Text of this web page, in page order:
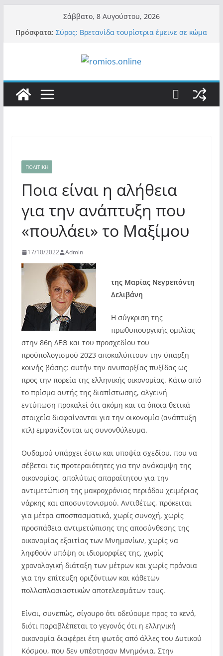
περιεχόμενο
Σάββατο, 8 Αυγούστου, 2026
Πρόσφατα: Σύρος: Βρετανίδα τουρίστρια έμεινε σε κώμα
– Η «μάχη» με τη σπάνια λοίμωξη
Οι ρυθμιστές – Σαμαράς και Κασιδιάρης θα
στο σύστημα και η συνεργασία με Le Pen
«Ελπίδα για Δημοκρατία» σε ΜΜΕ: «Στόχος
ΠΟΛΙΤΙΚΗ
Ποια είναι η αλήθεια
για την ανάπτυξη που
«πουλάει» το Μαξίμου
17/10/2022 Admin
της Μαρίας Νεγρεπόντη
Δελιβάνη
Η σύγκριση της
πρωθυπουργικής ομιλίας
στην 86η ΔΕΘ και του προσχεδίου του
προϋπολογισμού 2023 αποκαλύπτουν την ύπαρξη
κοινής βάσης: αυτήν την ανυπαρξίας πυξίδας ως
προς την πορεία της ελληνικής οικονομίας. Κάτω από
το πρίσμα αυτής της διαπίστωσης, αλγεινή
εντύπωση προκαλεί ότι ακόμη και τα όποια θετικά
στοιχεία διαφαίνονται για την οικονομία (ανάπτυξη
κτλ) εμφανίζονται ως συνονθύλευμα.
Ουδαμού υπάρχει έστω και υποψία σχεδίου, που να
σέβεται τις προτεραιότητες για την ανάκαμψη της
οικονομίας, απολύτως απαραίτητου για την
αντιμετώπιση της μακροχρόνιας περιόδου χειμέριας
νάρκης και αποσυντονισμού. Αντιθέτως, πρόκειται
για μέτρα αποσπασματικά, χωρίς συνοχή, χωρίς
προσπάθεια αντιμετώπισης της αποσύνθεσης της
οικονομίας εξαιτίας των Μνημονίων, χωρίς να
ληφθούν υπόψη οι ιδιομορφίες της, χωρίς
χρονολογική διάταξη των μέτρων και χωρίς πρόνοια
για την επίτευξη οριζόντιων και κάθετων
πολλαπλασιαστικών αποτελεσμάτων τους.
Είναι, συνεπώς, σίγουρο ότι οδεύουμε προς το κενό,
διότι παραβλέπεται το γεγονός ότι η ελληνική
οικονομία διαφέρει έτη φωτός από άλλες του Δυτικού
Κόσμου, που δεν υπέστησαν Μνημόνια. Στην